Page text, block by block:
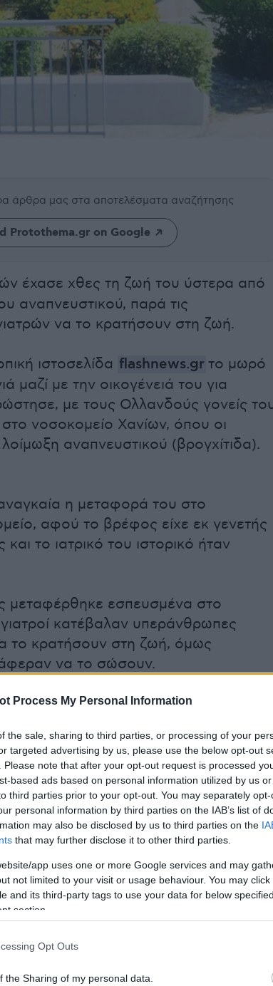
Process My Personal Information
the sale, sharing to third parties, or processing of your
targeted advertising by us, please use the below opt-out
Please note that after your opt-out request is processed
based ads based on personal information utilized by us
third parties prior to your opt-out. You may separately
personal information by third parties on the IAB’s list of
may also be disclosed by us to third parties on the
that may further disclose it to other third parties.
app uses one or more Google services and may
not limited to your visit or usage behaviour. You may
and its third-party tags to use your data for below
section.
Opt Outs
the Sharing of my personal data.
άρθρα μας στα αποτελέσματα αναζήτησης
Protothema.gr on Google
έχασε χθες τη ζωή του ύστερα από
αναπνευστικού, παρά τις
να το κρατήσουν στη ζωή.
ιστοσελίδα flashnews.gr το μωρό
μαζί με την οικογένειά του για
με τους Ολλανδούς γονείς
νοσοκομείο Χανίων, όπου οι
αναπνευστικού (βρογχίτιδα).
η μεταφορά του στο
αφού το βρέφος είχε εκ γενετής
το ιατρικό του ιστορικό ήταν
μεταφέρθηκε εσπευσμένα στο
κατέβαλαν υπεράνθρωπες
το κρατήσουν στη ζωή, όμως
να το σώσουν.